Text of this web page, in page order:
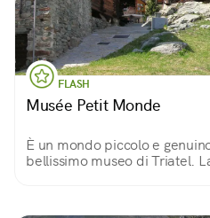
FLASH
Musée Petit Monde
È un mondo piccolo e
bellissimo museo di Triatel.